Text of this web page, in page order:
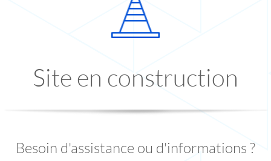
Site en construction
Besoin d'assistance ou d'informations ?